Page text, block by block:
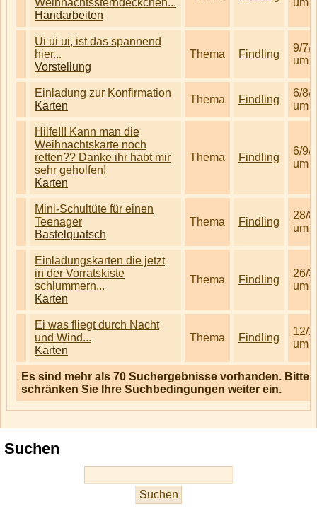
Handarbeiten
Ui ui ui, ist das spannend
hier...
Vorstellung
Thema Findling
9/7/
um
Einladung zur Konfirmation
Karten
Thema Findling
6/8/
um
Hilfe!!! Kann man die
Weihnachtskarte noch
retten?? Danke ihr habt mir
sehr geholfen!
Karten
Thema Findling
6/9/
um
Mini-Schultüte für einen
Teenager
Bastelquatsch
Thema Findling
28/
um
Einladungskarten die jetzt
in der Vorratskiste
schlummern...
Karten
Thema Findling
26/
um
Ei was fliegt durch Nacht
und Wind...
Karten
Thema Findling
12/
um
Es sind mehr als 70 Suchergebnisse vorhanden. Bitte
schränken Sie Ihre Suchbedingungen weiter ein.
Suchen